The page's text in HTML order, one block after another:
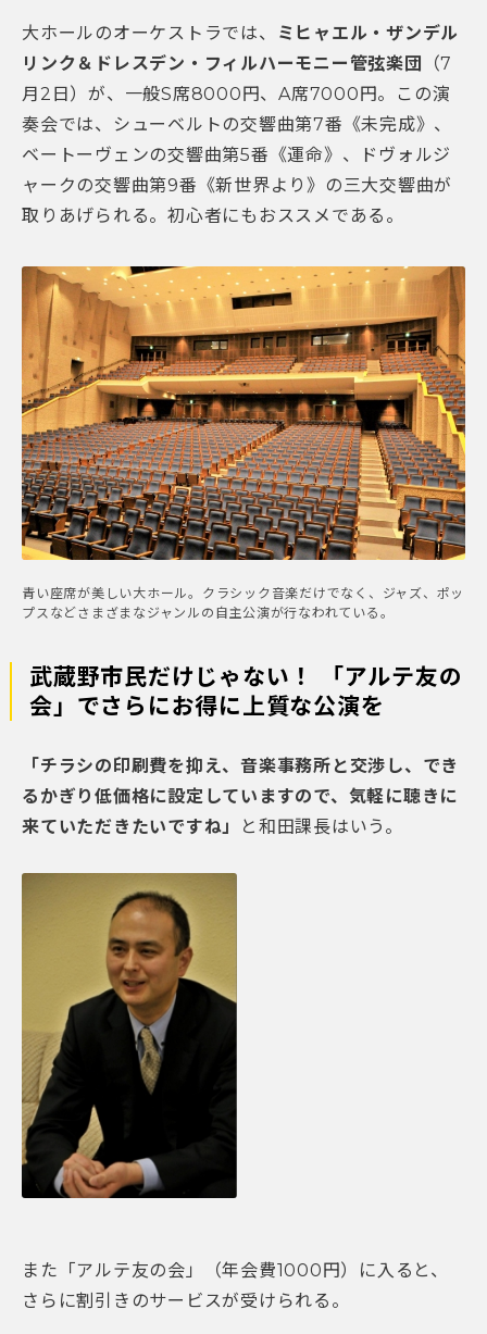
大ホールのオーケストラでは、
ミヒャエル・ザンデル
リンク＆ドレスデン・フィルハーモニー管弦楽団 （7
月2日）が、一般S席8000円、A席7000円。この演
奏会では、シューベルトの交響曲第7番《未完成》、
ベートーヴェンの交響曲第5番《運命》、ドヴォルジ
ャークの交響曲第9番《新世界より》の三大交響曲が
取りあげられる。初心者にもおススメである。
青い座席が美しい大ホール。クラシック音楽だけでなく、ジャズ、ポッ
プスなどさまざまなジャンルの自主公演が行なわれている。
武蔵野市民だけじゃない！ 「アルテ友の
会」でさらにお得に上質な公演を
「チラシの印刷費を抑え、音楽事務所と交渉し、でき
るかぎり低価格に設定していますので、気軽に聴きに
来ていただきたいですね」
と和田課長はいう。
また「アルテ友の会」（年会費1000円）に入ると、
さらに割引きのサービスが受けられる。